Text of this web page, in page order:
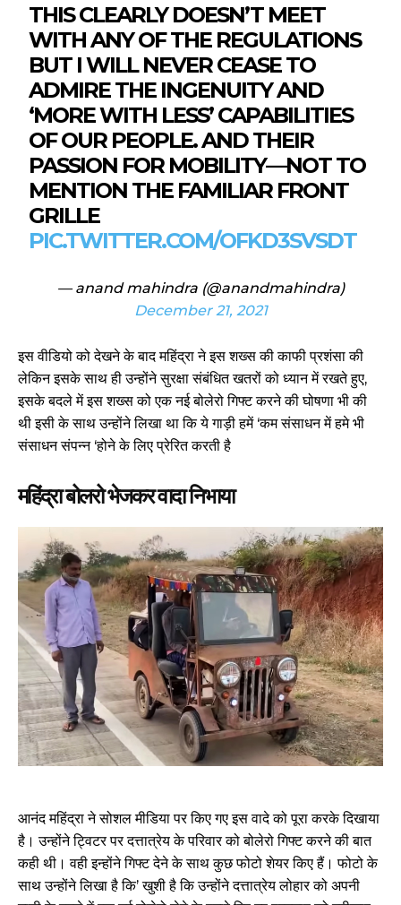
THIS CLEARLY DOESN’T MEET
WITH ANY OF THE REGULATIONS
BUT I WILL NEVER CEASE TO
ADMIRE THE INGENUITY AND
‘MORE WITH LESS’ CAPABILITIES
OF OUR PEOPLE. AND THEIR
PASSION FOR MOBILITY—NOT TO
MENTION THE FAMILIAR FRONT
GRILLE
PIC.TWITTER.COM/OFKD3SVSDT
— anand mahindra (@anandmahindra)
December 21, 2021
इस वीडियो को देखने के बाद महिंद्रा ने इस शख्स की काफी प्रशंसा की
लेकिन इसके साथ ही उन्होंने सुरक्षा संबंधित खतरों को ध्यान में रखते हुए,
इसके बदले में इस शख्स को एक नई बोलेरो गिफ्ट करने की घोषणा भी की
थी इसी के साथ उन्होंने लिखा था कि ये गाड़ी हमें ‘कम संसाधन में हमे भी
संसाधन संपन्न ‘होने के लिए प्रेरित करती है
महिंद्रा बोलरो भेजकर वादा निभाया
आनंद महिंद्रा ने सोशल मीडिया पर किए गए इस वादे को पूरा करके दिखाया
है। उन्होंने ट्विटर पर दत्तात्रेय के परिवार को बोलेरो गिफ्ट करने की बात
कही थी। वही इन्होंने गिफ्ट देने के साथ कुछ फोटो शेयर किए हैं। फोटो के
साथ उन्होंने लिखा है कि’ खुशी है कि उन्होंने दत्तात्रेय लोहार को अपनी